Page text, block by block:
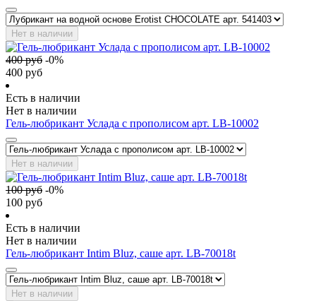
Нет в наличии
400руб -0%
400 руб
Есть в наличии
Нет в наличии
Гель-любрикант Услада с прополисом арт. LB-10002
Нет в наличии
100руб -0%
100 руб
Есть в наличии
Нет в наличии
Гель-любрикант Intim Bluz, саше арт. LB-70018t
Нет в наличии